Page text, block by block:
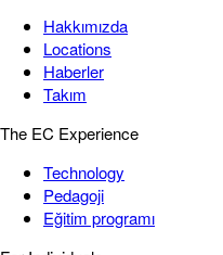
Hakkımızda
Locations
Haberler
Takım
The EC Experience
Technology
Pedagoji
Eğitim programı